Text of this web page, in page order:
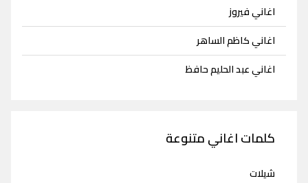
اغاني فيروز
اغاني كاظم الساهر
اغاني عبد الحليم حافظ
كلمات اغاني متنوعة
شيلات